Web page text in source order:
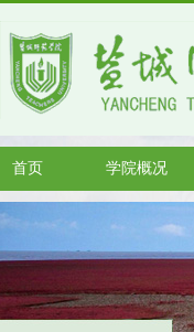
首页 学院概况